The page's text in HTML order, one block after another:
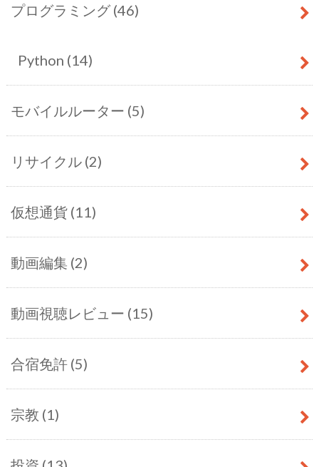
プログラミング (46)
Python (14)
モバイルルーター (5)
リサイクル (2)
仮想通貨 (11)
動画編集 (2)
動画視聴レビュー (15)
合宿免許 (5)
宗教 (1)